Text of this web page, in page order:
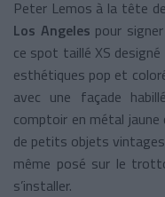
Peter Lemos à la tête
Los Angeles pour
ce spot taillé XS
esthétiques pop et
avec une façade
comptoir en métal
de petits objets
même posé sur le
s’installer.